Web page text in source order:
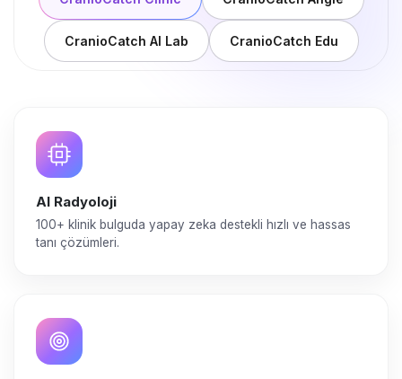
CranioCatch AI Lab CranioCatch Edu
AI Radyoloji
100+ klinik bulguda yapay zeka destekli hızlı ve hassas
tanı çözümleri.